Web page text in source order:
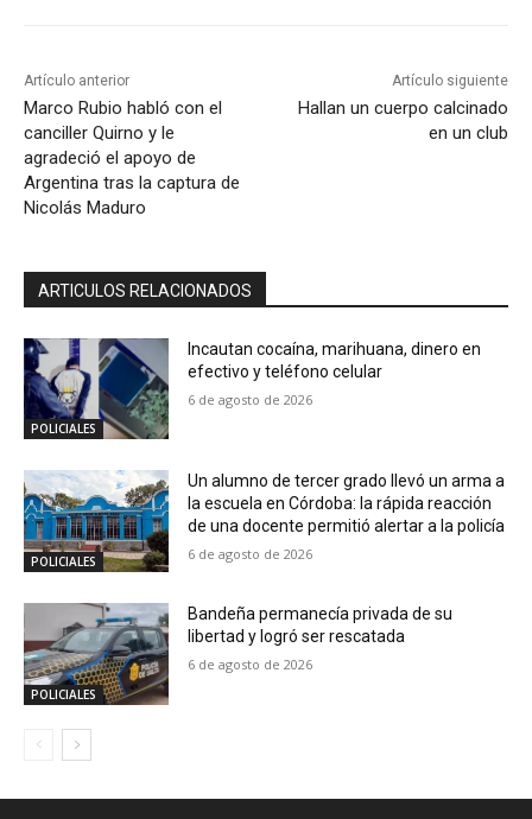
Artículo anterior
Marco Rubio habló con el
canciller Quirno y le
agradeció el apoyo de
Argentina tras la captura de
Nicolás Maduro
Artículo siguiente
Hallan un cuerpo calcinado
en un club
ARTICULOS RELACIONADOS
POLICIALES
Incautan cocaína, marihuana, dinero en
efectivo y teléfono celular
6 de agosto de 2026
POLICIALES
Un alumno de tercer grado llevó un arma a
la escuela en Córdoba: la rápida reacción
de una docente permitió alertar a la policía
6 de agosto de 2026
POLICIALES
Bandeña permanecía privada de su
libertad y logró ser rescatada
6 de agosto de 2026